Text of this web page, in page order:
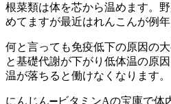
根菜類は体を芯から温めます。
めてますが最近はれんこんが例
何と言っても免疫低下の原因の
と基礎代謝が下がり低体温の原
温が落ちると働けなくなります。
にんじん➖ビタミンAの宝庫で体